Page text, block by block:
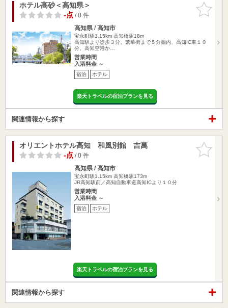
お気に入
りに追加
ホテル高砂＜高知県＞
-点/ 0 件
高知県 / 高知市
宝永町駅1.15km 高知橋駅18m
高知駅より徒歩３分。繁華街まで５分圏内、高知IC車１０
分。高知空港か…
営業時間
入浴料金 ～
宿泊 ホテル
楽天トラベルの宿泊プランを見る
関連情報から探す
お気に入
りに追加
オリエントホテル高知 和風別館 吉萬
-点/ 0 件
高知県 / 高知市
宝永町駅1.15km 高知橋駅173m
JR高知駅前／高知自動車道高知ICより１０分
営業時間
入浴料金 ～
宿泊 ホテル
楽天トラベルの宿泊プランを見る
関連情報から探す